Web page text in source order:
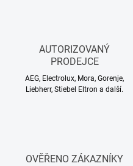
AUTORIZOVANÝ
PRODEJCE
AEG, Electrolux, Mora, Gorenje,
Liebherr, Stiebel Eltron a další.
OVĚŘENO ZÁKAZNÍKY